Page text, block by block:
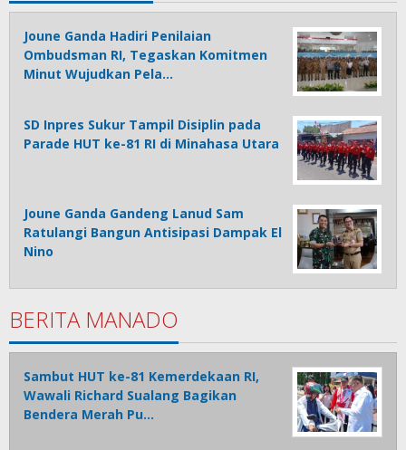
Joune Ganda Hadiri Penilaian
Ombudsman RI, Tegaskan Komitmen
Minut Wujudkan Pela…
SD Inpres Sukur Tampil Disiplin pada
Parade HUT ke-81 RI di Minahasa Utara
Joune Ganda Gandeng Lanud Sam
Ratulangi Bangun Antisipasi Dampak El
Nino
BERITA MANADO
Sambut HUT ke-81 Kemerdekaan RI,
Wawali Richard Sualang Bagikan
Bendera Merah Pu…